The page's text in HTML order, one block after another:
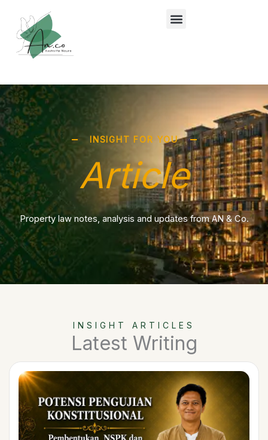
konten
INSIGHT FOR YOU
Article
Property law notes, analysis and updates from AN & Co.
INSIGHT ARTICLES
Latest Writing